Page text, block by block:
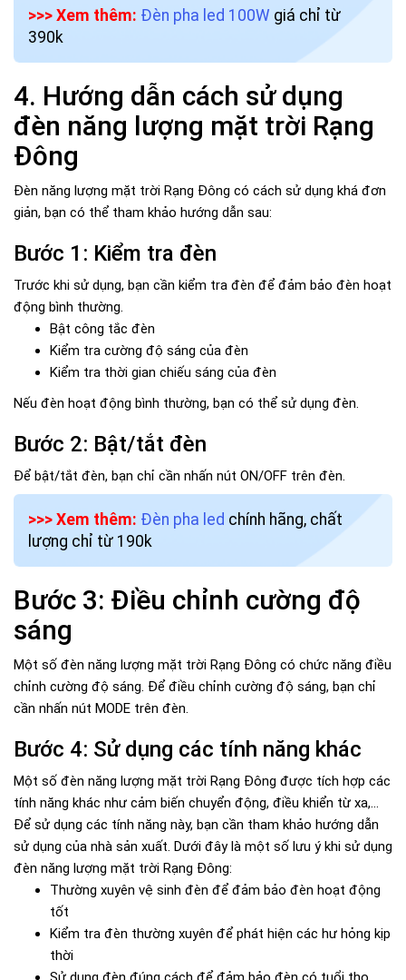
>>> Xem thêm: Đèn pha led 100W giá chỉ từ
390k
4. Hướng dẫn cách sử dụng
đèn năng lượng mặt trời Rạng
Đông
Đèn năng lượng mặt trời Rạng Đông có cách sử dụng khá đơn
giản, bạn có thể tham khảo hướng dẫn sau:
Bước 1: Kiểm tra đèn
Trước khi sử dụng, bạn cần kiểm tra đèn để đảm bảo đèn hoạt
động bình thường.
Bật công tắc đèn
Kiểm tra cường độ sáng của đèn
Kiểm tra thời gian chiếu sáng của đèn
Nếu đèn hoạt động bình thường, bạn có thể sử dụng đèn.
Bước 2: Bật/tắt đèn
Để bật/tắt đèn, bạn chỉ cần nhấn nút ON/OFF trên đèn.
>>> Xem thêm: Đèn pha led chính hãng, chất
lượng chỉ từ 190k
Bước 3: Điều chỉnh cường độ
sáng
Một số đèn năng lượng mặt trời Rạng Đông có chức năng điều
chỉnh cường độ sáng. Để điều chỉnh cường độ sáng, bạn chỉ
cần nhấn nút MODE trên đèn.
Bước 4: Sử dụng các tính năng khác
Một số đèn năng lượng mặt trời Rạng Đông được tích hợp các
tính năng khác như cảm biến chuyển động, điều khiển từ xa,...
Để sử dụng các tính năng này, bạn cần tham khảo hướng dẫn
sử dụng của nhà sản xuất. Dưới đây là một số lưu ý khi sử dụng
đèn năng lượng mặt trời Rạng Đông:
Thường xuyên vệ sinh đèn để đảm bảo đèn hoạt động
tốt
Kiểm tra đèn thường xuyên để phát hiện các hư hỏng kịp
thời